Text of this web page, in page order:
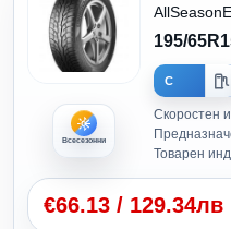
Всесезонни
195/
C
Скоростен
Товарен
€66.13 / 129.34лв